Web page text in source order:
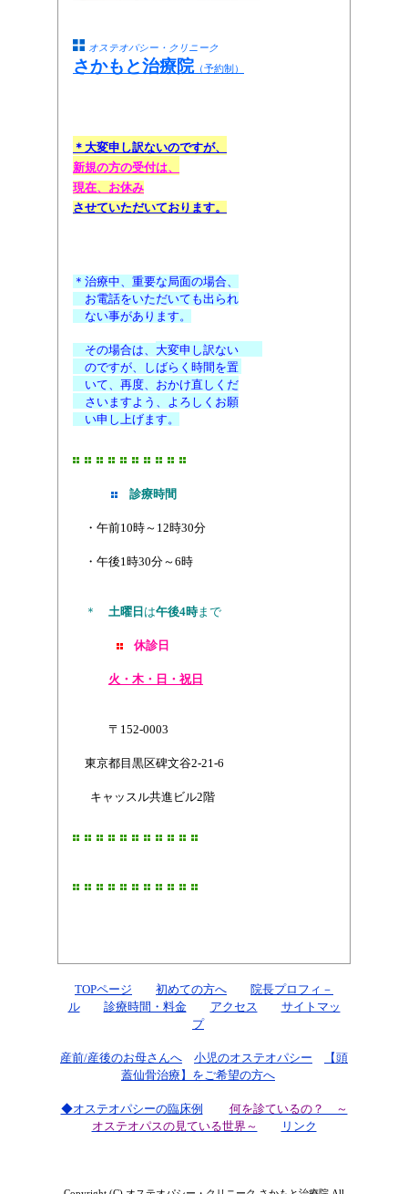
オステオパシー・クリニーク
さかもと治療院（予約制）
＊大変申し訳ないのですが、
新規の方の受付は、
現在、お休み
させていただいております。
＊治療中、重要な局面の場合、
お電話をいただいても出られ
ない事があります。
その場合は、 大変申し訳ない
のですが、
しばらく時間を置
いて、 再度、おかけ直しくだ
さいますよう、よろしくお願
い申し上げます。
診療時間
・午前10時～12時30分
・午後1時30分～6時
＊ 土曜日 は午後4時まで
休診日
火・木・日・祝日
〒152-0003
東京都目黒区碑文谷2-21-6
キャッスル共進ビル2階
TOPページ 初めての方へ
院長プロフィ－
ル
診療時間・料金 アクセス
サイトマッ
プ
産前/産後のお母さんへ 小児のオステオパシー
【頭
蓋仙骨治療】をご希望の方へ
◆オステオパシーの臨床例
何を診ているの？ ～
オステオパスの見ている世界～
リンク